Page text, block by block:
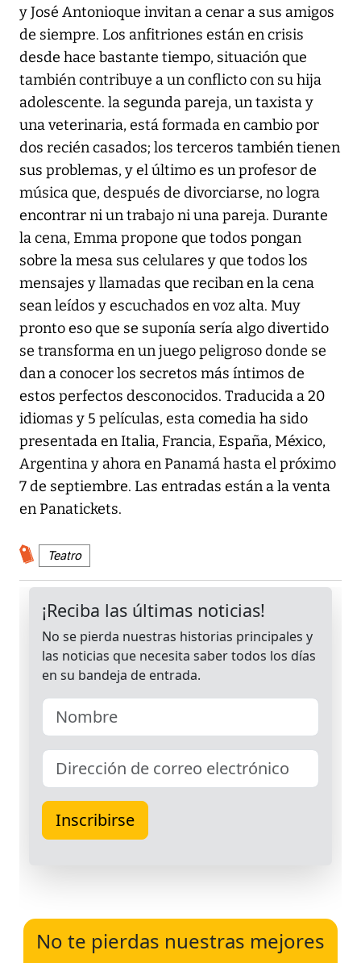
y José Antonioque invitan a cenar a sus amigos
de siempre. Los anfitriones están en crisis
desde hace bastante tiempo, situación que
también contribuye a un conflicto con su hija
adolescente. la segunda pareja, un taxista y
una veterinaria, está formada en cambio por
dos recién casados; los terceros también tienen
sus problemas, y el último es un profesor de
música que, después de divorciarse, no logra
encontrar ni un trabajo ni una pareja. Durante
la cena, Emma propone que todos pongan
sobre la mesa sus celulares y que todos los
mensajes y llamadas que reciban en la cena
sean leídos y escuchados en voz alta. Muy
pronto eso que se suponía sería algo divertido
se transforma en un juego peligroso donde se
dan a conocer los secretos más íntimos de
estos perfectos desconocidos. Traducida a 20
idiomas y 5 películas, esta comedia ha sido
presentada en Italia, Francia, España, México,
Argentina y ahora en Panamá hasta el próximo
7 de septiembre. Las entradas están a la venta
en Panatickets.
Teatro
No te pierdas nuestras mejores